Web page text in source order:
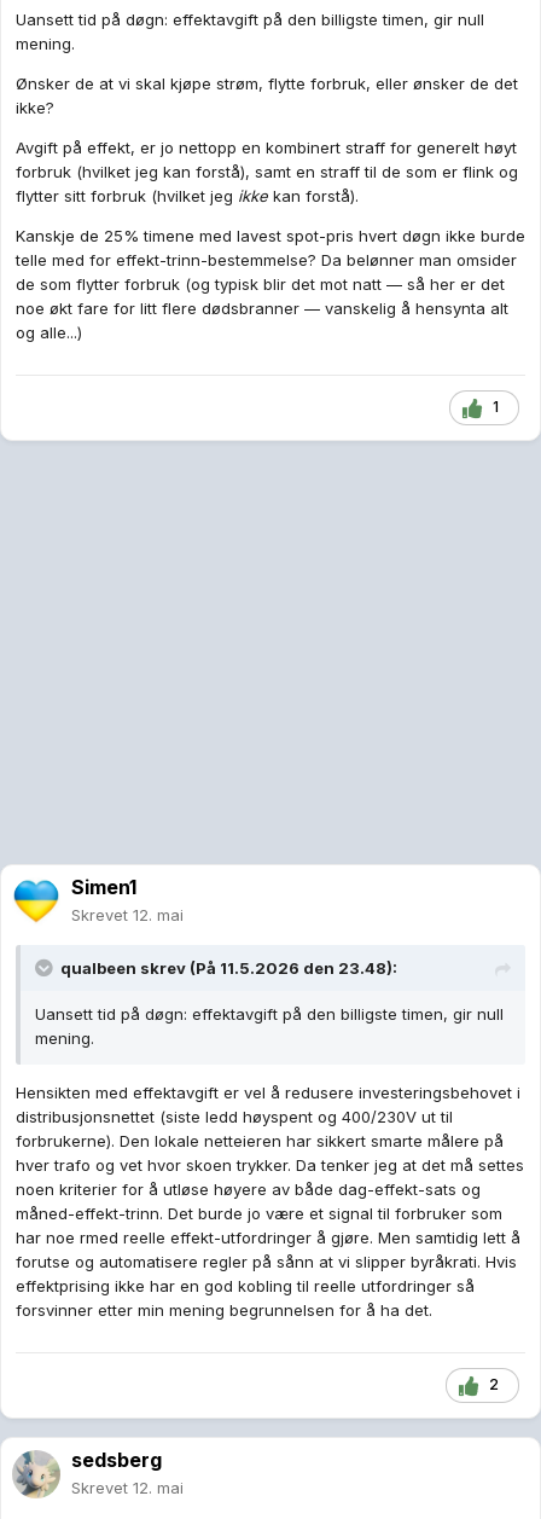
Uansett tid på døgn: effektavgift på den billigste timen, gir null
mening.
Ønsker de at vi skal kjøpe strøm, flytte forbruk, eller ønsker de det
ikke?
Avgift på effekt, er jo nettopp en kombinert straff for generelt høyt
forbruk (hvilket jeg kan forstå), samt en straff til de som er flink og
flytter sitt forbruk (hvilket jeg ikke kan forstå).
Kanskje de 25% timene med lavest spot-pris hvert døgn ikke burde
telle med for effekt-trinn-bestemmelse? Da belønner man omsider
de som flytter forbruk (og typisk blir det mot natt — så her er det
noe økt fare for litt flere dødsbranner — vanskelig å hensynta alt
og alle...)
1
Simen1
Skrevet 12. mai
qualbeen skrev (På 11.5.2026 den 23.48):
Uansett tid på døgn: effektavgift på den billigste timen, gir null
mening.
Hensikten med effektavgift er vel å redusere investeringsbehovet i
distribusjonsnettet (siste ledd høyspent og 400/230V ut til
forbrukerne). Den lokale netteieren har sikkert smarte målere på
hver trafo og vet hvor skoen trykker. Da tenker jeg at det må settes
noen kriterier for å utløse høyere av både dag-effekt-sats og
måned-effekt-trinn. Det burde jo være et signal til forbruker som
har noe rmed reelle effekt-utfordringer å gjøre. Men samtidig lett å
forutse og automatisere regler på sånn at vi slipper byråkrati. Hvis
effektprising ikke har en god kobling til reelle utfordringer så
forsvinner etter min mening begrunnelsen for å ha det.
2
sedsberg
Skrevet 12. mai